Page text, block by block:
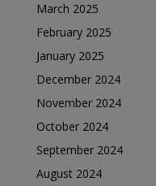
March 2025
February 2025
January 2025
December 2024
November 2024
October 2024
September 2024
August 2024